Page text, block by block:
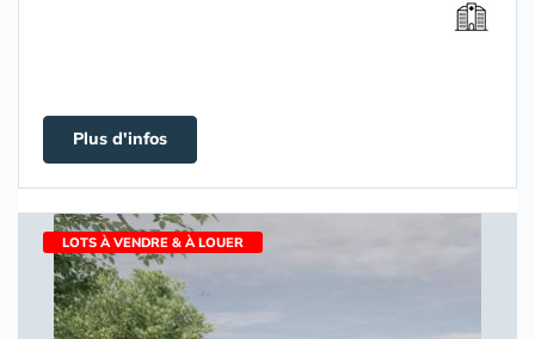
Plus d'infos
LOTS À VENDRE & À LOUER